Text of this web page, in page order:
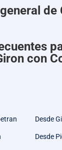
de
con
Desde
Desde